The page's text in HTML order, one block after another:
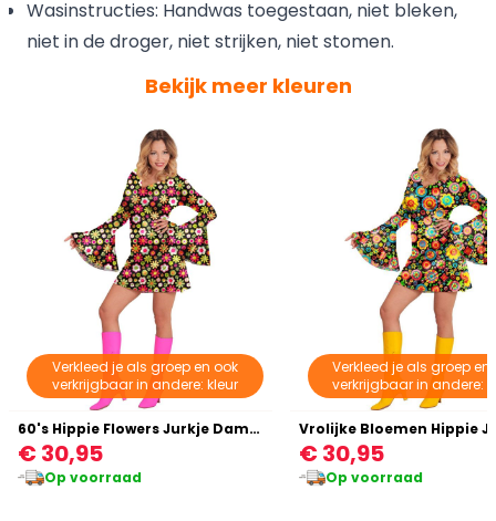
Wasinstructies: Handwas toegestaan, niet bleken,
niet in de droger, niet strijken, niet stomen.
Bekijk meer kleuren
Verkleed je als groep en ook
verkrijgbaar in andere: kleur
60's Hippie Flowers Jurkje Dames
€ 30,95
Op voorraad
Verkleed je als groep en
verkrijgbaar in andere:
€ 30,95
Op voorraad